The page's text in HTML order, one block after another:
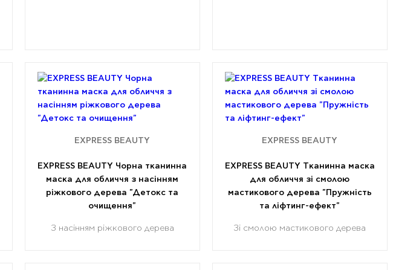
EXPRESS BEAUTY
EXPRESS BEAUTY Чорна тканинна
маска для обличчя з насінням
ріжкового дерева "Детокс та
очищення"
З насінням ріжкового дерева
EXPRESS BEAUTY
EXPRESS BEAUTY Тканинна маска
для обличчя зі смолою
мастикового дерева "Пружність
та ліфтинг-ефект"
Зі смолою мастикового дерева